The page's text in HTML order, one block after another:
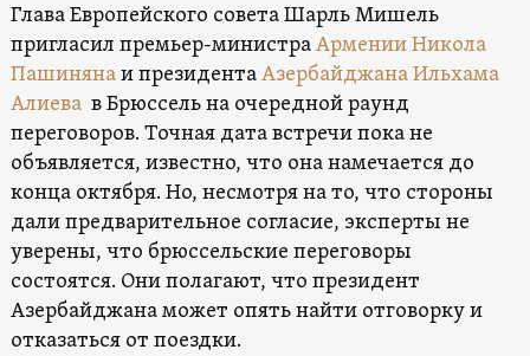
Глава Европейского совета Шарль Мишель
пригласил премьер-министраАрменииНикола
Пашинянаи президентаАзербайджанаИльхама
Алиева в Брюссель на очередной раунд
переговоров. Точная дата встречи пока не
объявляется, известно, что она намечается до
конца октября. Но, несмотря на то, что стороны
дали предварительное согласие, эксперты не
уверены, что брюссельские переговоры
состоятся. Они полагают, что президент
Азербайджана может опять найти отговорку и
отказаться от поездки.